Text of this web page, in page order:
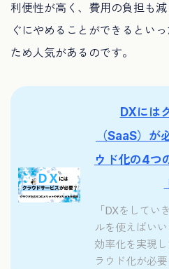
利便性が高く、費用の負担も
ぐにやめることができるとい
ため人気があるのです。
DXには
（SaaS）が
ウド化の4つ
「DXをしてい
ルを使えばい
効率化を実現
ラウド化が必